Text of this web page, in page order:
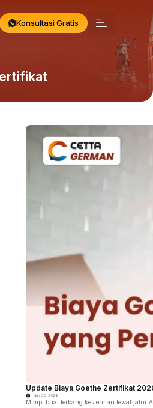
Konsultasi Gratis
Update Biaya Goethe Zertifikat
Juni 30, 2026
Mimpi buat terbang ke Jerman lewat jalur